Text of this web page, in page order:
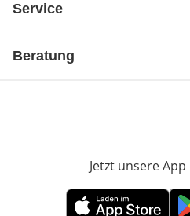
Service
Beratung
Jetzt unsere